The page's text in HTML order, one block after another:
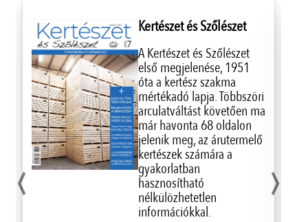
Kertészet és Szőlészet
A Kertészet és Szőlészet
első megjelenése, 1951
óta a kertész szakma
mértékadó lapja. Többszöri
arculatváltást követően ma
már havonta 68 oldalon
jelenik meg, az árutermelő
kertészek számára a
gyakorlatban
hasznosítható
nélkülözhetetlen
információkkal.
‹ ›